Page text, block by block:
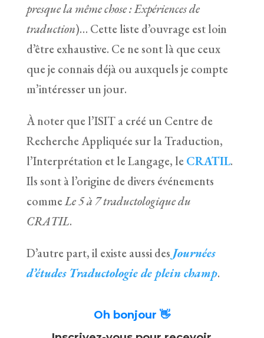
presque la même chose : Expériences de
traduction)… Cette liste d’ouvrage est loin
d’être exhaustive. Ce ne sont là que ceux
que je connais déjà ou auxquels je compte
m’intéresser un jour.
À noter que l’ISIT a créé un Centre de
Recherche Appliquée sur la Traduction,
l’Interprétation et le Langage, leCRATIL.
Ils sont à l’origine de divers événements
commeLe 5 à 7 traductologique du
CRATIL.
D’autre part, il existe aussi des Journées
d’études Traductologie de plein champ.
Oh bonjour 👋